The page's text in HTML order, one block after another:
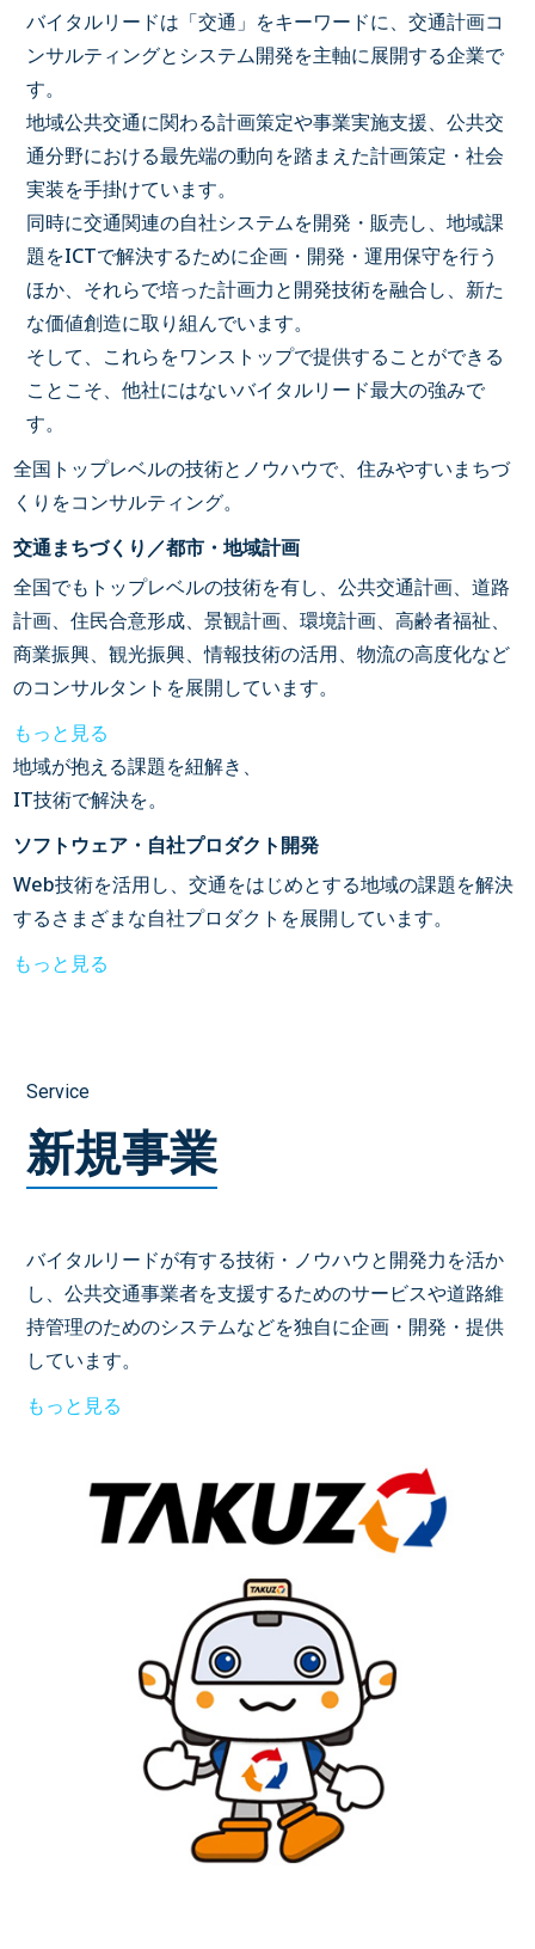
バイタルリードは「交通」をキーワードに、交通計画コ
ンサルティングとシステム開発を主軸に展開する企業で
す。
地域公共交通に関わる計画策定や事業実施支援、公共交
通分野における最先端の動向を踏まえた計画策定・社会
実装を手掛けています。
同時に交通関連の自社システムを開発・販売し、地域課
題をICTで解決するために企画・開発・運用保守を行う
ほか、それらで培った計画力と開発技術を融合し、新た
な価値創造に取り組んでいます。
そして、これらをワンストップで提供することができる
ことこそ、他社にはないバイタルリード最大の強みで
す。
全国トップレベルの技術とノウハウで、住みやすいまちづ
くりをコンサルティング。
交通まちづくり／都市・地域計画
全国でもトップレベルの技術を有し、公共交通計画、道路
計画、住民合意形成、景観計画、環境計画、高齢者福祉、
商業振興、観光振興、情報技術の活用、物流の高度化など
のコンサルタントを展開しています。
もっと見る
地域が抱える課題を紐解き、
IT技術で解決を。
ソフトウェア・ 自社プロダクト開発
Web技術を活用し、交通をはじめとする地域の課題を解決
するさまざまな自社プロダクトを展開しています。
もっと見る
Service
新規事業
バイタルリードが有する技術・ノウハウと開発力を活か
し、公共交通事業者を支援するためのサービスや道路維
持管理のためのシステムなどを独自に企画・開発・提供
しています。
もっと見る